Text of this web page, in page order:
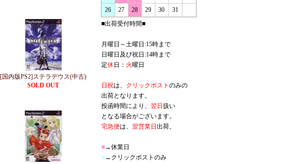
[国内版PS2]ステラデウス(中古)
SOLD OUT
26
27 28 29 30
31
■出荷受付時間■
月曜日～土曜日:15時まで
日曜日及び祝日:14時まで
定休日： 火曜日
日祝は、 クリックポスト のみの
出荷となります。
投函時間により、 翌日 扱い
となる場合がございます。
宅急便は、 翌営業日 出荷。
■→休業日
■→クリックポストのみ